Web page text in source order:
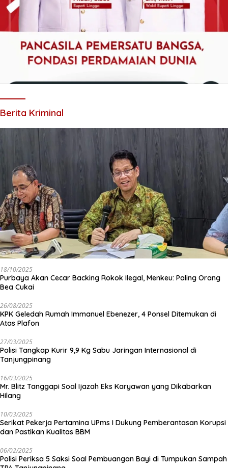
Berita Kriminal
18/10/2025
Purbaya Akan Cecar Backing Rokok Ilegal, Menkeu: Paling Orang
Bea Cukai
26/08/2025
KPK Geledah Rumah Immanuel Ebenezer, 4 Ponsel Ditemukan di
Atas Plafon
27/03/2025
Polisi Tangkap Kurir 9,9 Kg Sabu Jaringan Internasional di
Tanjungpinang
16/03/2025
Mr. Blitz Tanggapi Soal Ijazah Eks Karyawan yang Dikabarkan
Hilang
10/03/2025
Serikat Pekerja Pertamina UPms I Dukung Pemberantasan Korupsi
dan Pastikan Kualitas BBM
06/02/2025
Polisi Periksa 5 Saksi Soal Pembuangan Bayi di Tumpukan Sampah